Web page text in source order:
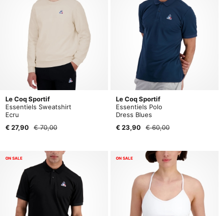
Le Coq Sportif
Essentiels Sweatshirt
Ecru
€ 27,90
€ 70,00
Le Coq Sportif
Essentiels Polo
Dress Blues
€ 23,90
€ 60,00
ON SALE ON SALE